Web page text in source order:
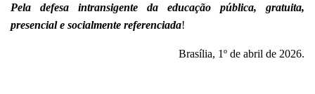
Pela defesa intransigente da educação pública, gratuita,
presencial e socialmente referenciada!
Brasília, 1º de abril de 2026.